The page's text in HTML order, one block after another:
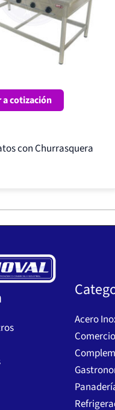
a cotización
con Churrasquera
Acero
Comercio